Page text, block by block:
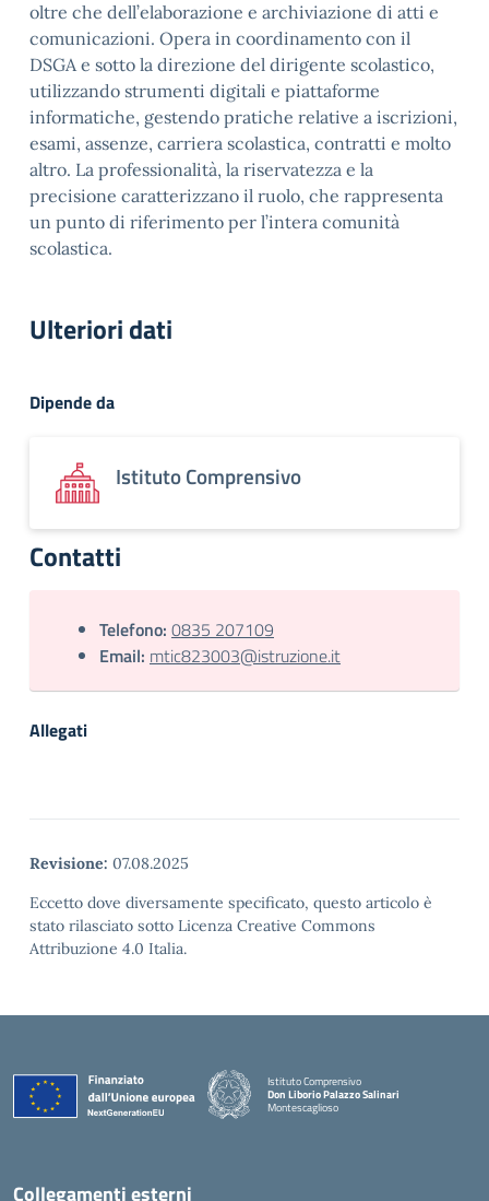
oltre che dell’elaborazione e archiviazione di atti e
comunicazioni. Opera in coordinamento con il
DSGA e sotto la direzione del dirigente scolastico,
utilizzando strumenti digitali e piattaforme
informatiche, gestendo pratiche relative a iscrizioni,
esami, assenze, carriera scolastica, contratti e molto
altro. La professionalità, la riservatezza e la
precisione caratterizzano il ruolo, che rappresenta
un punto di riferimento per l’intera comunità
scolastica.
Ulteriori dati
Dipende da
Istituto Comprensivo
Contatti
Telefono: 0835 207109
Email: mtic823003@istruzione.it
Allegati
Revisione: 07.08.2025
Eccetto dove diversamente specificato, questo articolo è
stato rilasciato sotto Licenza Creative Commons
Attribuzione 4.0 Italia.
Istituto Comprensivo
Don Liborio Palazzo Salinari
Montescaglioso
Collegamenti esterni